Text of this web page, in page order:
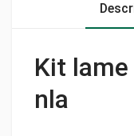
Kit
nla